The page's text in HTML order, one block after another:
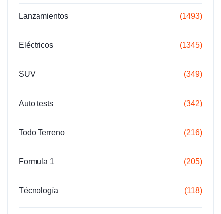
Lanzamientos (1493)
Eléctricos (1345)
SUV (349)
Auto tests (342)
Todo Terreno (216)
Formula 1 (205)
Técnología (118)